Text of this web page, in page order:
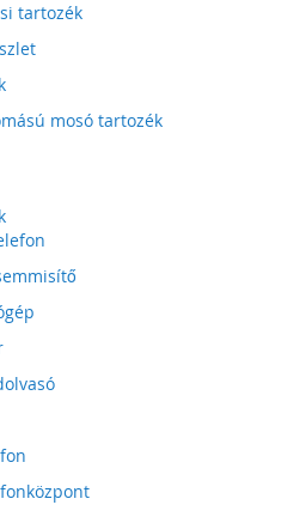
tartozék
mosó tartozék